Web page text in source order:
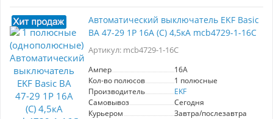
Автоматический выключатель EKF Basic
ВА 47-29 1P 16А (С) 4,5кА mcb4729-1-16C
Артикул: mcb4729-1-16C
Ампер
16A
Кол-во полюсов
1 полюсные
Производитель
EKF
Самовывоз
Сегодня
Курьером
Завтра/послезавтра